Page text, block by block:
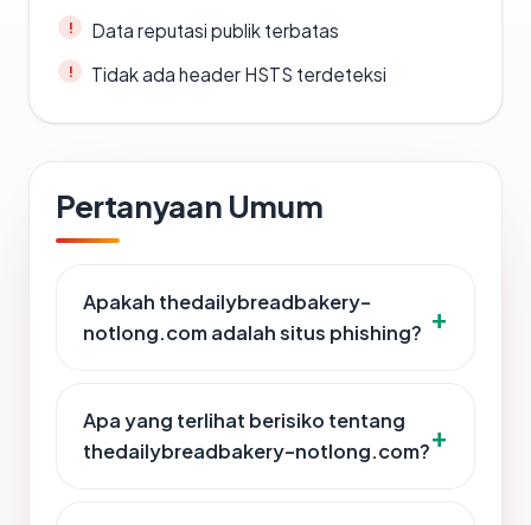
Data reputasi publik terbatas
Tidak ada header HSTS terdeteksi
Pertanyaan Umum
Apakah thedailybreadbakery-
notlong.com adalah situs phishing?
Apa yang terlihat berisiko tentang
thedailybreadbakery-notlong.com?